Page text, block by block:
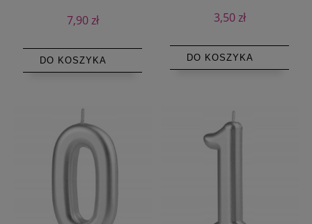
7,90 zł
DO KOSZYKA
3,50 zł
DO KOSZYKA